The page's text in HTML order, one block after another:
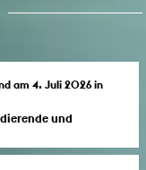
am 4. Juli 2026 in
und